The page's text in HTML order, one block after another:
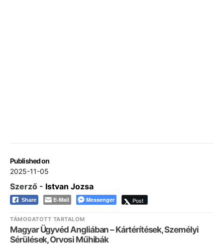
Published on
2025-11-05
Szerző - Istvan Jozsa
Share E-Mail Messenger Post
TÁMOGATOTT TARTALOM
Magyar Ügyvéd Angliában – Kártérítések, Személyi
Sérülések, Orvosi Műhibák